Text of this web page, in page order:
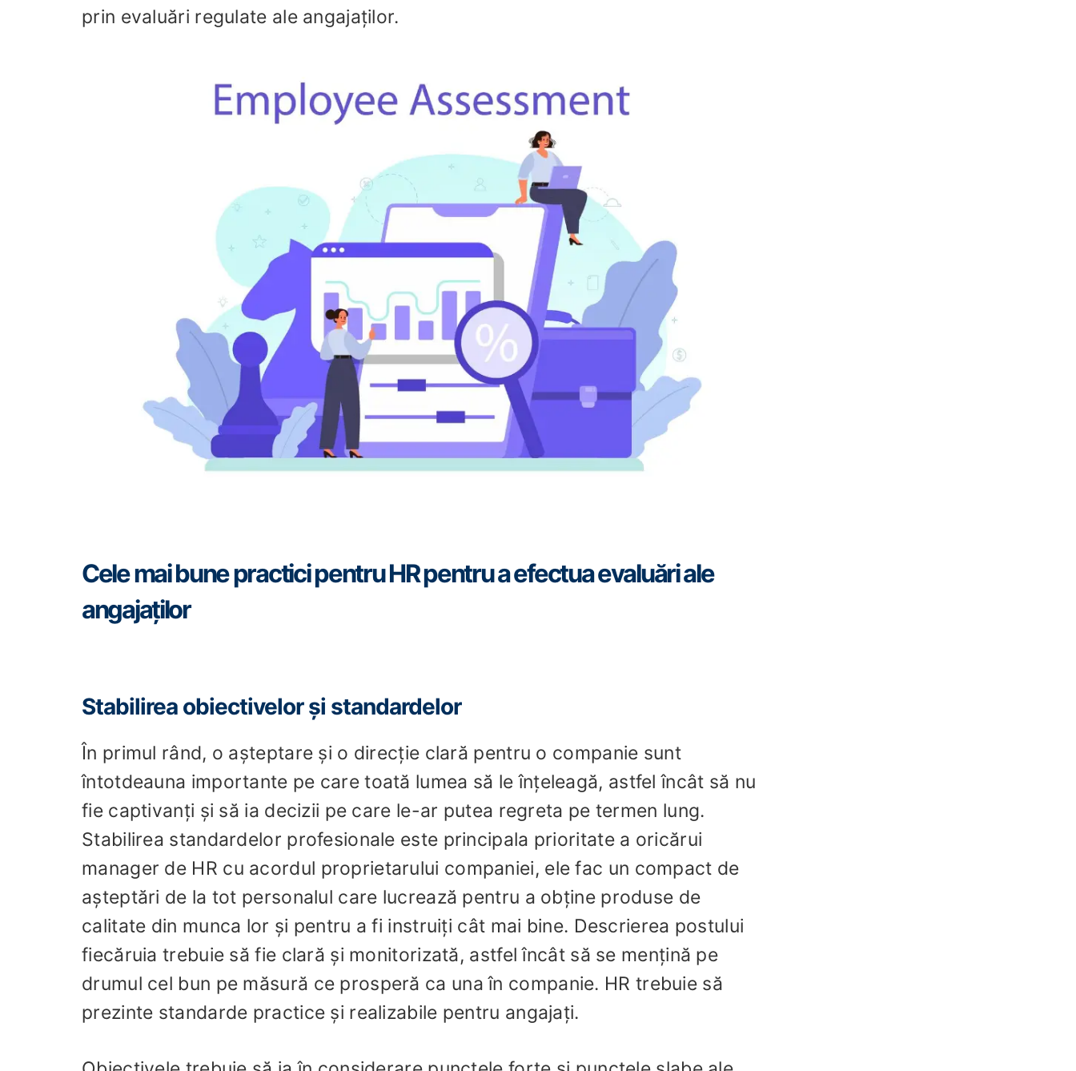
prin evaluări regulate ale angajaților.
Cele mai bune practici pentru HR pentru a efectua evaluări ale
angajaților
Stabilirea obiectivelor și standardelor
În primul rând, o așteptare și o direcție clară pentru o companie sunt
întotdeauna importante pe care toată lumea să le înțeleagă, astfel încât să nu
fie captivanți și să ia decizii pe care le-ar putea regreta pe termen lung.
Stabilirea standardelor profesionale este principala prioritate a oricărui
manager de HR cu acordul proprietarului companiei, ele fac un compact de
așteptări de la tot personalul care lucrează pentru a obține produse de
calitate din munca lor și pentru a fi instruiți cât mai bine. Descrierea postului
fiecăruia trebuie să fie clară și monitorizată, astfel încât să se mențină pe
drumul cel bun pe măsură ce prosperă ca una în companie. HR trebuie să
prezinte standarde practice și realizabile pentru angajați.